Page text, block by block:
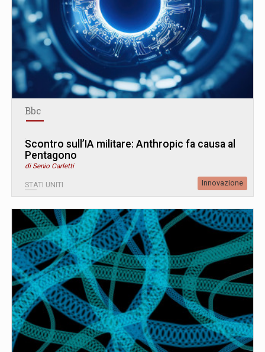
Bbc
Scontro sull’IA militare: Anthropic fa causa al
Pentagono
di Senio Carletti
STATI UNITI Innovazione